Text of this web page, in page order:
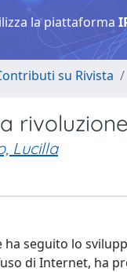
la piattaforma
su Rivista
Lucilla
ha seguito lo
di Internet, ha